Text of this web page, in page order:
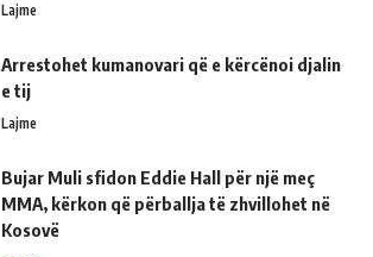
Lajme
Arrestohet kumanovari që e kërcënoi djalin
e tij
Lajme
Bujar Muli sfidon Eddie Hall për një meç
MMA, kërkon që përballja të zhvillohet në
Kosovë